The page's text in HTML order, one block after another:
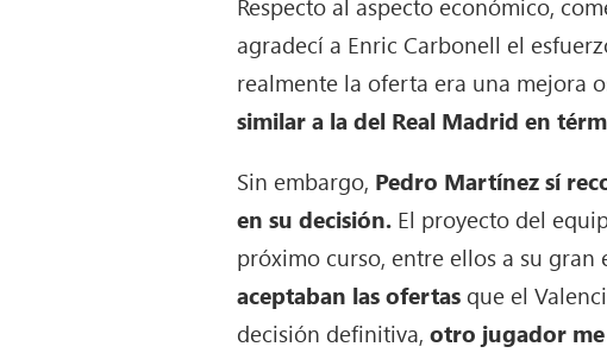
agradecí a Enric Carbonell el
realmente la oferta era una mejora
similar a la del Real Madrid en
Sin embargo, Pedro Martínez sí
en su decisión. El proyecto del
próximo curso, entre ellos a su gran
aceptaban las ofertas que el
decisión definitiva,otro jugador